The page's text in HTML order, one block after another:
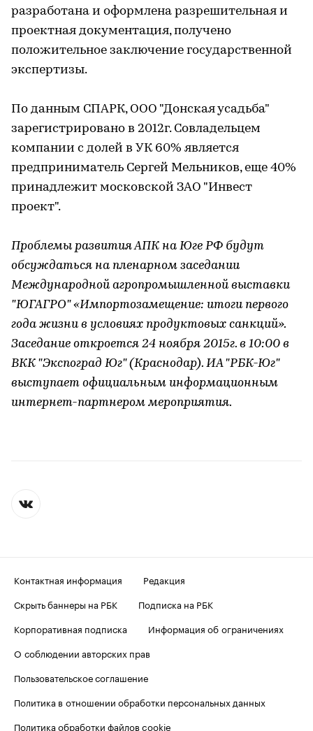
разработана и оформлена разрешительная и
проектная документация, получено
положительное заключение государственной
экспертизы.
По данным СПАРК, ООО "Донская усадьба"
зарегистрировано в 2012г. Совладельцем
компании с долей в УК 60% является
предприниматель Сергей Мельников, еще 40%
принадлежит московской ЗАО "Инвест
проект".
Проблемы развития АПК на Юге РФ будут
обсуждаться на пленарном заседании
Международной агропромышленной выставки
"ЮГАГРО" «Импортозамещение: итоги первого
года жизни в условиях продуктовых санкций».
Заседание откроется 24 ноября 2015г. в 10:00 в
ВКК "Экспоград Юг" (Краснодар). ИА "РБК-Юг"
выступает официальным информационным
интернет-партнером мероприятия.
Контактная информация
Редакция
Скрыть баннеры на РБК
Подписка на РБК
Корпоративная подписка
Информация об ограничениях
О соблюдении авторских прав
Пользовательское соглашение
Политика в отношении обработки персональных данных
Политика обработки файлов cookie